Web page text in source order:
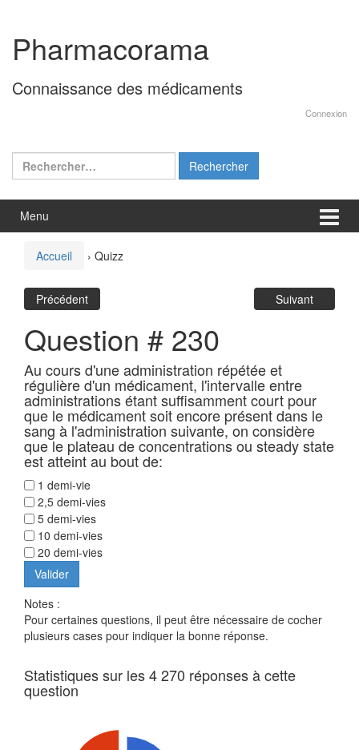
contenu
menu
principal
Pharmacorama
Connaissance des médicaments
Connexion
Rechercher :
Menu
Accueil › Quizz
Précédent Suivant
Question # 230
Au cours d'une administration répétée et
régulière d'un médicament, l'intervalle entre
administrations étant suffisamment court pour
que le médicament soit encore présent dans le
sang à l'administration suivante, on considère
que le plateau de concentrations ou steady state
est atteint au bout de:
1 demi-vie
2,5 demi-vies
5 demi-vies
10 demi-vies
20 demi-vies
Notes :
Pour certaines questions, il peut être nécessaire de cocher
plusieurs cases pour indiquer la bonne réponse.
Statistiques sur les 4 270 réponses à cette
question